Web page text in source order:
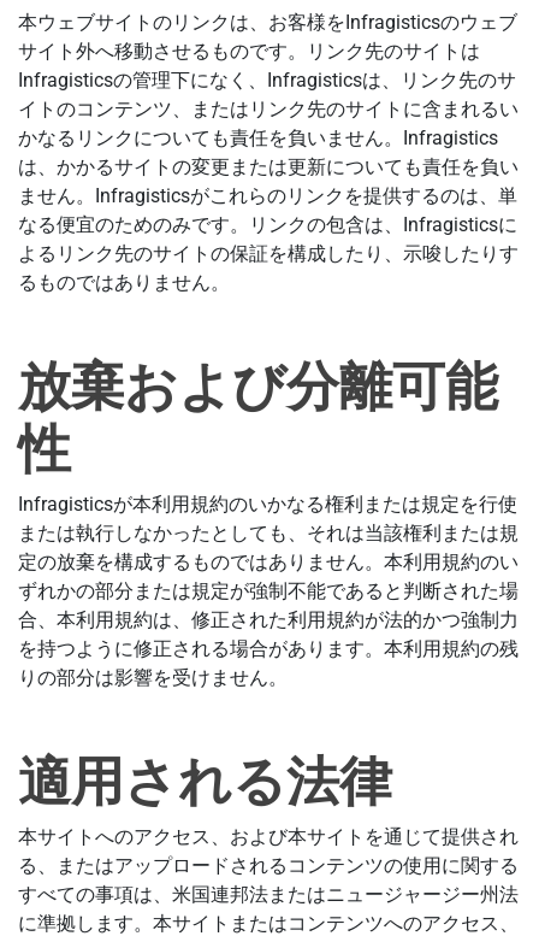
本ウェブサイトのリンクは、お客様をInfragisticsのウェブ
サイト外へ移動させるものです。リンク先のサイトは
Infragisticsの管理下になく、Infragisticsは、リンク先のサ
イトのコンテンツ、またはリンク先のサイトに含まれるい
かなるリンクについても責任を負いません。Infragistics
は、かかるサイトの変更または更新についても責任を負い
ません。Infragisticsがこれらのリンクを提供するのは、単
なる便宜のためのみです。リンクの包含は、Infragisticsに
よるリンク先のサイトの保証を構成したり、示唆したりす
るものではありません。
放棄および分離可能
性
Infragisticsが本利用規約のいかなる権利または規定を行使
または執行しなかったとしても、それは当該権利または規
定の放棄を構成するものではありません。本利用規約のい
ずれかの部分または規定が強制不能であると判断された場
合、本利用規約は、修正された利用規約が法的かつ強制力
を持つように修正される場合があります。本利用規約の残
りの部分は影響を受けません。
適用される法律
本サイトへのアクセス、および本サイトを通じて提供され
る、またはアップロードされるコンテンツの使用に関する
すべての事項は、米国連邦法またはニュージャージー州法
に準拠します。本サイトまたはコンテンツへのアクセス、